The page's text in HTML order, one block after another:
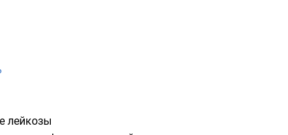
лейкозы